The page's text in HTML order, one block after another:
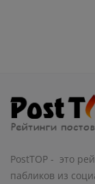
PostTOP - это
пабликов из